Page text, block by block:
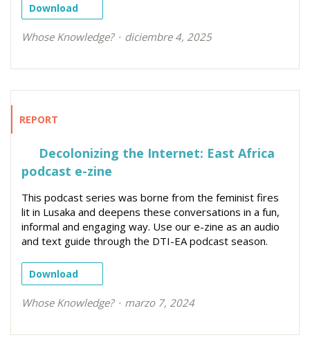
Download
Whose Knowledge? diciembre 4, 2025
REPORT
Decolonizing the Internet: East Africa
podcast e-zine
This podcast series was borne from the feminist fires
lit in Lusaka and deepens these conversations in a fun,
informal and engaging way. Use our e-zine as an audio
and text guide through the DTI-EA podcast season.
Download
Whose Knowledge? marzo 7, 2024